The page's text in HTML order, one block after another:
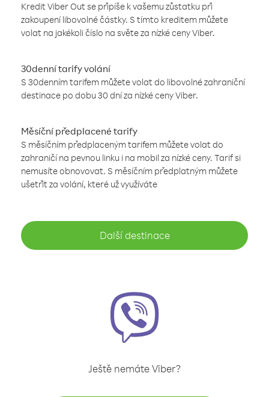
Kredit Viber Out se připíše k vašemu zůstatku při
zakoupení libovolné částky. S tímto kreditem můžete
volat na jakékoli číslo na světe za nízké ceny Viber.
30denní tarify volání
S 30denním tarifem můžete volat do libovolné zahraniční
destinace po dobu 30 dní za nízké ceny Viber.
Měsíční předplacené tarify
S měsíčním předplaceným tarifem můžete volat do
zahraničí na pevnou linku i na mobil za nízké ceny. Tarif si
nemusíte obnovovat. S měsíčním předplatným můžete
ušetřit za volání, které už využíváte
Další destinace
Ještě nemáte Viber?